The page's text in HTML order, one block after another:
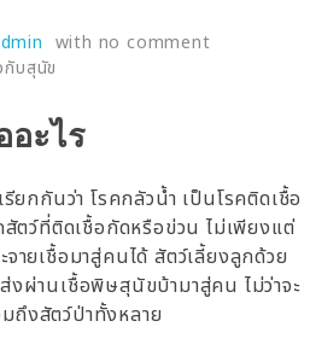
with no comment
กับสุนัข
ะไร
กกันว่า โรคกลัวน้ำ เป็นโรคติดเชื้อ
สัตว์ที่ติดเชื้อกัดหรือข่วน ไม่เพียงแต่
ายเชื้อมาสู่คนได้ สัตว์เลี้ยงลูกด้วย
ผ่านเชื้อพิษสุนัขบ้ามาสู่คน ไม่ว่าจะ
ถึงสัตว์ป่าทั้งหลาย